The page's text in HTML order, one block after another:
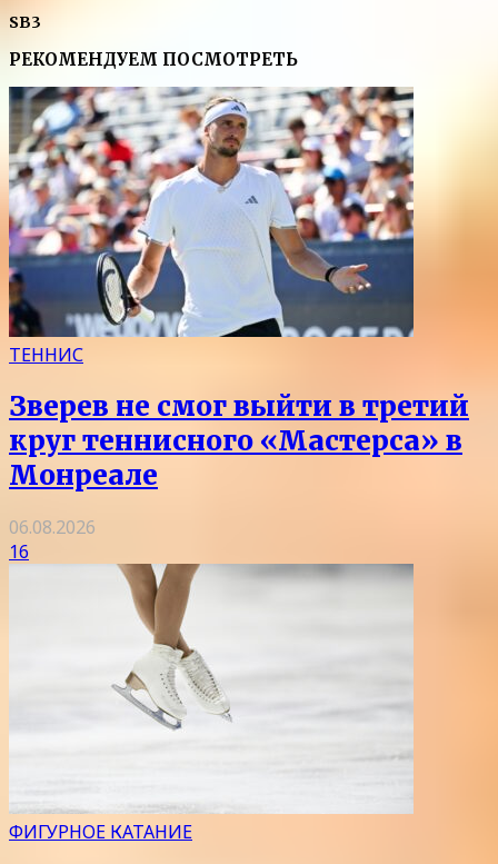
SB3
РЕКОМЕНДУЕМ ПОСМОТРЕТЬ
ТЕННИС
Зверев не смог выйти в третий
круг теннисного «Мастерса» в
Монреале
06.08.2026
16
ФИГУРНОЕ КАТАНИЕ